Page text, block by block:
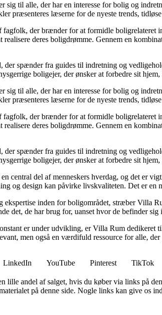
sig til alle, der har en interesse for bolig og
præsenteres læserne for de nyeste trends,
fagfolk, der brænder for at formidle
realisere deres boligdrømme. Gennem en
spænder fra guides til indretning og
boligejer, der ønsker at forbedre sit
sig til alle, der har en interesse for bolig og
præsenteres læserne for de nyeste trends,
fagfolk, der brænder for at formidle
realisere deres boligdrømme. Gennem en
spænder fra guides til indretning og
boligejer, der ønsker at forbedre sit
central del af menneskers hverdag, og det er
og design kan påvirke livskvaliteten. Det er
ekspertise inden for boligområdet, stræber
det, de har brug for, uanset hvor de befinder sig
er under udvikling, er Villa Rum dedikeret
men også en værdifuld ressource for alle,
LinkedIn YouTube Pinterest TikTok
lille andel af salget, hvis du køber via links på
på denne side. Nogle links kan give os